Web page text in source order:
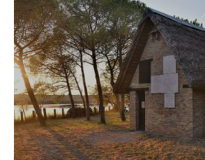
Capanno Garibaldi
Il capanno è una delle testimonianze
del passaggio memorabile di